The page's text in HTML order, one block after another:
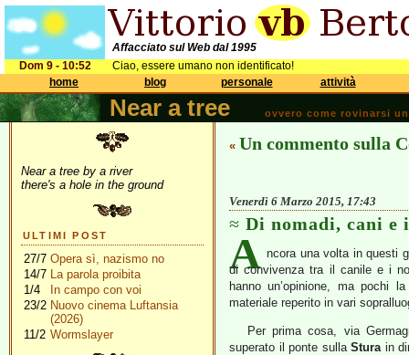
Affacciato sul Web dal 1995
Dom 9 - 10:52
Ciao, essere umano non identificato!
home
blog personale attività
Near a tree ovvero come rovinarsi
Near a tree by a river
there's a hole in the ground
ULTIMI POST
27/7 Opera sì, nazismo no
14/7 La parola proibita
1/4
In campo con voi
23/2 Nuovo cinema Luftansia
(2026)
11/2 Wormslayer
« Un commento sulla
Venerdì 6 Marzo 2015, 17:43
Di nomadi, cani e
A ncora una volta in questi
di convivenza tra il canile e i
hanno un’opinione, ma pochi
materiale reperito in vari
Per prima cosa, via
superato il ponte sullaSturain